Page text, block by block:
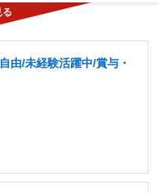
由/未経験活躍中/賞与・